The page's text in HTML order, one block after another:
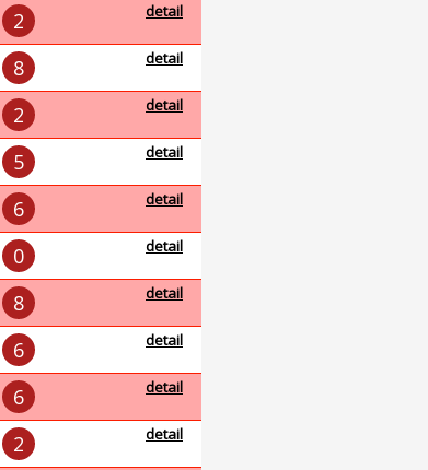
2 detail
8 detail
2 detail
5 detail
6 detail
0 detail
8 detail
6 detail
6 detail
2 detail